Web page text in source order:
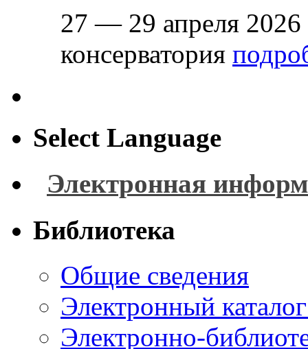
27 — 29 апреля 2026
консерватория
Select Language
Электронная
Библиотека
Общие сведения
Электронный
Электронно-